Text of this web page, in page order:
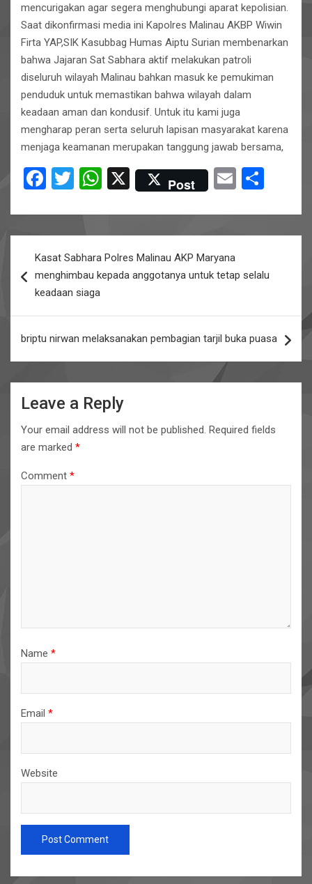
mencurigakan agar segera menghubungi aparat kepolisian.
Saat dikonfirmasi media ini Kapolres Malinau AKBP Wiwin
Firta YAP,SIK Kasubbag Humas Aiptu Surian membenarkan
bahwa Jajaran Sat Sabhara aktif melakukan patroli
diseluruh wilayah Malinau bahkan masuk ke pemukiman
penduduk untuk memastikan bahwa wilayah dalam
keadaan aman dan kondusif. Untuk itu kami juga
mengharap peran serta seluruh lapisan masyarakat karena
menjaga keamanan merupakan tanggung jawab bersama,
F
ce
o
o
k
T
tt
W
at
A
p
X Post
E
ail ar
navigation
Kasat Sabhara Polres Malinau AKP Maryana
menghimbau kepada anggotanya untuk tetap selalu
keadaan siaga
briptu nirwan melaksanakan pembagian tarjil buka puasa
Leave a Reply
Your email address will not be published. Required fields
are marked *
Comment *
Name *
Email *
Website